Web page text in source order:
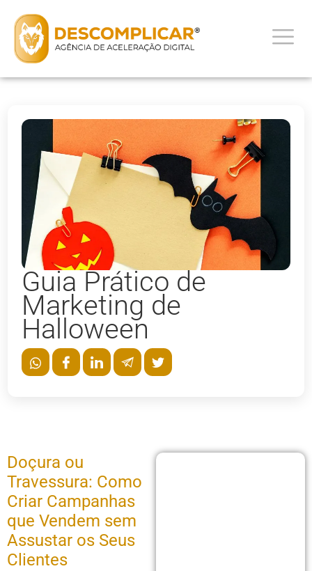
Guia Prático de
Marketing de
Halloween
Doçura ou
Travessura: Como
Criar Campanhas
que Vendem sem
Assustar os Seus
Clientes